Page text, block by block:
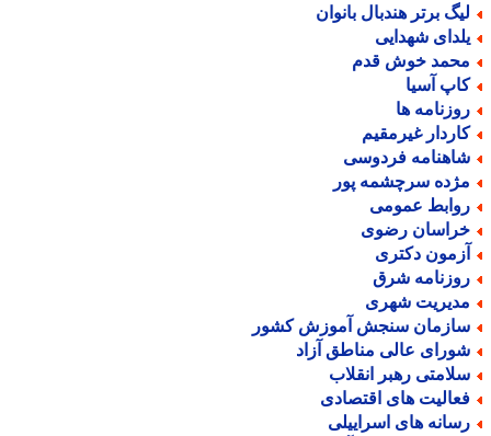
برتر هندبال بانوان
شهدایی
خوش قدم
آسیا
ها
غیرمقیم
فردوسی
سرچشمه پور
عمومی
رضوی
دکتری
شرق
شهری
سنجش آموزش کشور
عالی مناطق آزاد
رهبر انقلاب
های اقتصادی
های اسراییلی